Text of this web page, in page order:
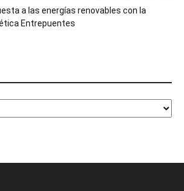
a las energías renovables con la
Entrepuentes